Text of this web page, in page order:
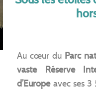
Au cœur du Parc
vaste Réserve
d’Europeavec ses 3